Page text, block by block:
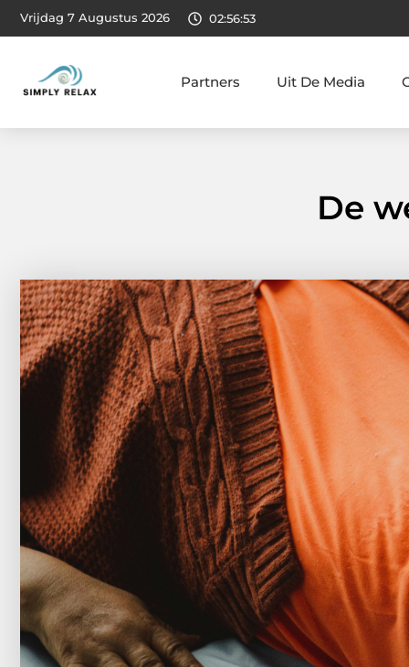
Vrijdag 7 Augustus 2026 02:56:55
Partners Uit De Media
De